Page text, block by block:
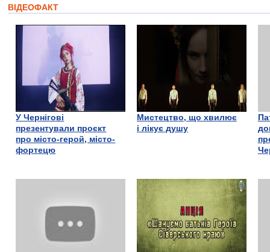
ВІДЕОФАКТ
У Чернігові
презентували проєкт
про місто-герой, місто-
фортецю
Мистецтво, що хвилює
і лікує душу